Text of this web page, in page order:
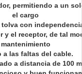
permitiendo a un
el cargo
con
y el receptor, de tal
mantenimiento
a las faltas del cable.
a distancia de 100